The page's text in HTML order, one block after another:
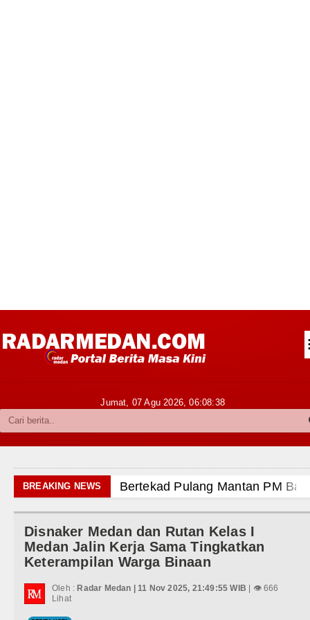
Kabupaten Karo
Politik
Hiburan
Olahraga
Jumat, 07 Agu 2026,06:08:40
BREAKING NEWS Bertekad Pulang Mantan PM
PSG vs Manchester United Laga
Juventus vs Inter Milan
Real Madrid Tandang ke
Disnaker Medan dan Rutan Kelas I
Medan Jalin Kerja Sama Tingkatkan
Keterampilan Warga Binaan
Oleh : Radar Medan | 11 Nov 2025, 21:49:55 WIB | 👁 666
Lihat